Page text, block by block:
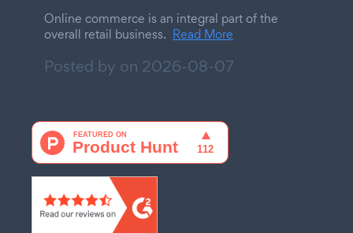
Online commerce is an integral part of the
overall retail business. Read More
Posted by on 2026-08-07